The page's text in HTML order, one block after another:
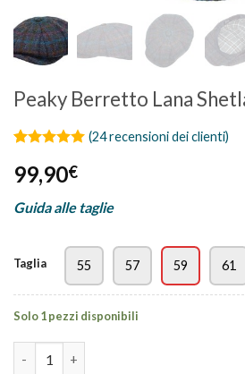
Peaky Berretto Lana
4.96 su 5
su base di
recensioni
(24recensioni dei clienti)
99,90€
Guida alle taglie
Taglia 55 57 59 61
Solo 1 pezzi disponibili